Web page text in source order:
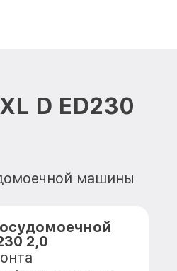
D ED230
машины
2,0